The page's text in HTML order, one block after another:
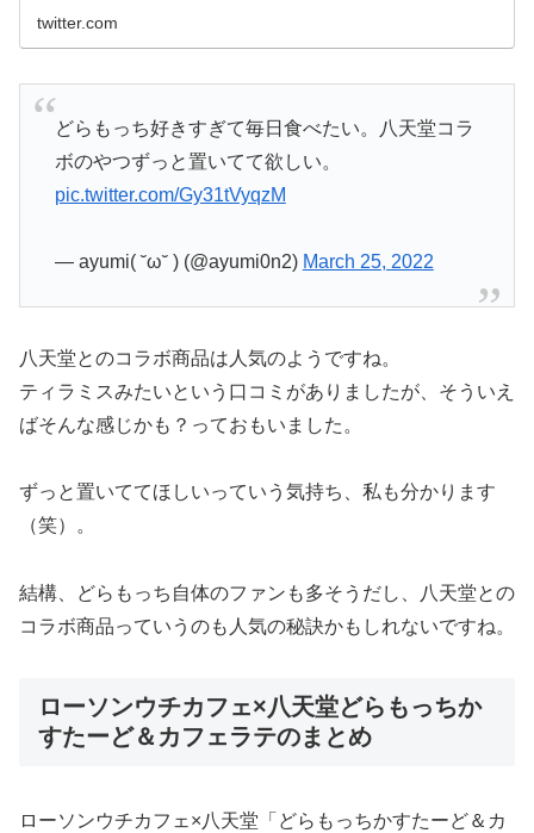
twitter.com
どらもっち好きすぎて毎日食べたい。八天堂コラ
ボのやつずっと置いてて欲しい。
pic.twitter.com/Gy31tVyqzM
— ayumi( ˘ω˘ ) (@ayumi0n2) March 25, 2022
八天堂とのコラボ商品は人気のようですね。
ティラミスみたいという口コミがありましたが、そういえ
ばそんな感じかも？っておもいました。
ずっと置いててほしいっていう気持ち、私も分かります
（笑）。
結構、どらもっち自体のファンも多そうだし、八天堂との
コラボ商品っていうのも人気の秘訣かもしれないですね。
ローソンウチカフェ×八天堂どらもっちか
すたーど＆カフェラテのまとめ
ローソンウチカフェ×八天堂「どらもっちかすたーど＆カ